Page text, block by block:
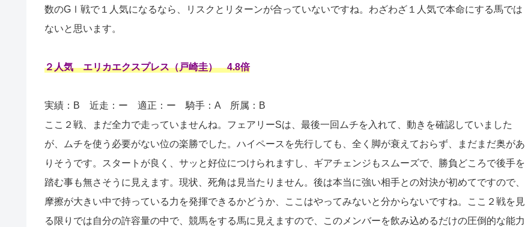
数のGⅠ戦で１人気になるなら、リスクとリターンが合っていないですね。わざわざ１人気で本命にする馬では
ないと思います。
２人気 エリカエクスプレス（戸崎圭） 4.8倍
実績：B 近走：ー 適正：ー 騎手：A 所属：B
ここ２戦、まだ全力で走っていませんね。フェアリーSは、最後一回ムチを入れて、動きを確認していました
が、ムチを使う必要がない位の楽勝でした。ハイペースを先行しても、全く脚が衰えておらず、まだまだ奥があ
りそうです。スタートが良く、サッと好位につけられますし、ギアチェンジもスムーズで、勝負どころで後手を
踏む事も無さそうに見えます。現状、死角は見当たりません。後は本当に強い相手との対決が初めてですので、
摩擦が大きい中で持っている力を発揮できるかどうか、ここはやってみないと分からないですね。ここ２戦を見
る限りでは自分の許容量の中で、競馬をする馬に見えますので、このメンバーを飲み込めるだけの圧倒的な能力